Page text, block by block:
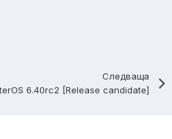
Следваща
6.40rc2 [Release candidate]